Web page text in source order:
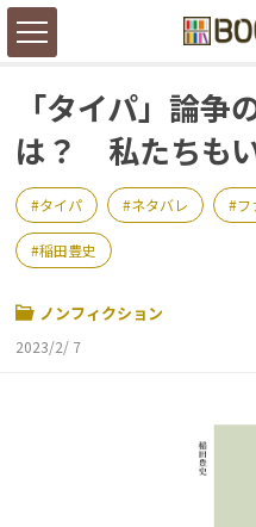
「タイパ」論争
は？ 私たちも
タイパ ネタバレ フ
稲田豊史
ノンフィクション
2023/2/ 7